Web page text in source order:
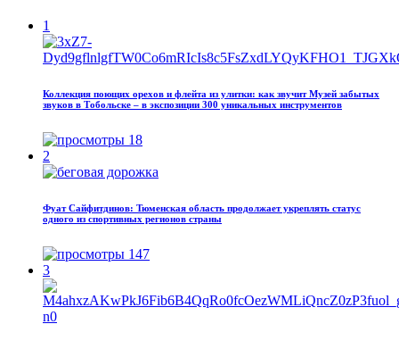
1
Коллекция поющих орехов и флейта из улитки: как звучит Музей забытых
звуков в Тобольске – в экспозиции 300 уникальных инструментов
18
2
Фуат Сайфитдинов: Тюменская область продолжает укреплять статус
одного из спортивных регионов страны
147
3